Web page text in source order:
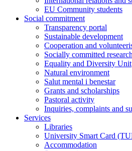
EU Community students
Social commitment
Transparency portal
Sustainable development
Cooperation and
Socially committed research
Equality and Diversity Unit
Natural environment
Salut mental i benestar
Grants and scholarships
Pastoral activity
Inquiries, complaints and
Services
Libraries
University Smart Card
Accommodation